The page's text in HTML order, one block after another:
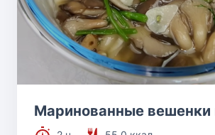
Маринованные вешенки